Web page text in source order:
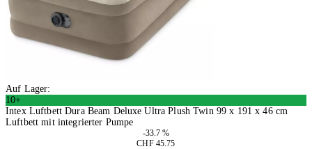
Auf Lager:
10+
Intex Luftbett Dura Beam Deluxe Ultra Plush Twin 99 x 191 x 46 cm
Luftbett mit integrierter Pumpe
-33.7 %
CHF 45.75